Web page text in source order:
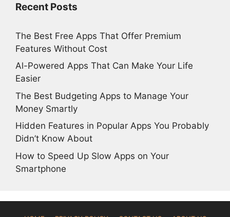
Recent Posts
The Best Free Apps That Offer Premium
Features Without Cost
Al-Powered Apps That Can Make Your Life
Easier
The Best Budgeting Apps to Manage Your
Money Smartly
Hidden Features in Popular Apps You Probably
Didn’t Know About
How to Speed Up Slow Apps on Your
Smartphone